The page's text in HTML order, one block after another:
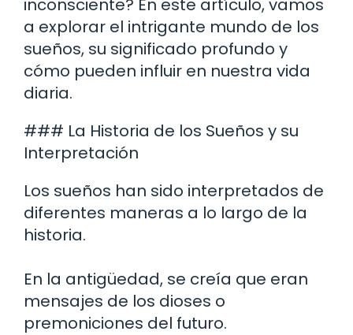
inconsciente? En este artículo, vamos
a explorar el intrigante mundo de los
sueños, su significado profundo y
cómo pueden influir en nuestra vida
diaria.
### La Historia de los Sueños y su
Interpretación
Los sueños han sido interpretados de
diferentes maneras a lo largo de la
historia.
En la antigüedad, se creía que eran
mensajes de los dioses o
premoniciones del futuro.